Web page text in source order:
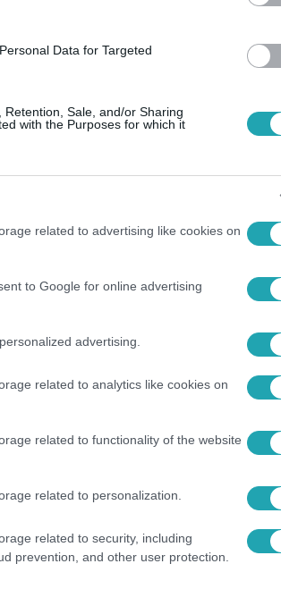
Data for Targeted
Sale, and/or Sharing
with the Purposes for which it
related to advertising like cookies on
to Google for online advertising
advertising.
related to analytics like cookies on
related to functionality of the website
related to personalization.
related to security, including
prevention, and other user protection.